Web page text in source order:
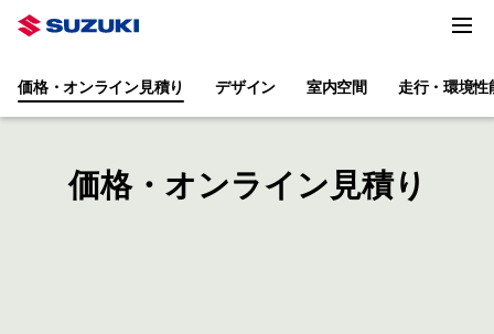
価格・オンライン見積り デザイン 室内空間 走行・環境性
価格・オンライン見積り